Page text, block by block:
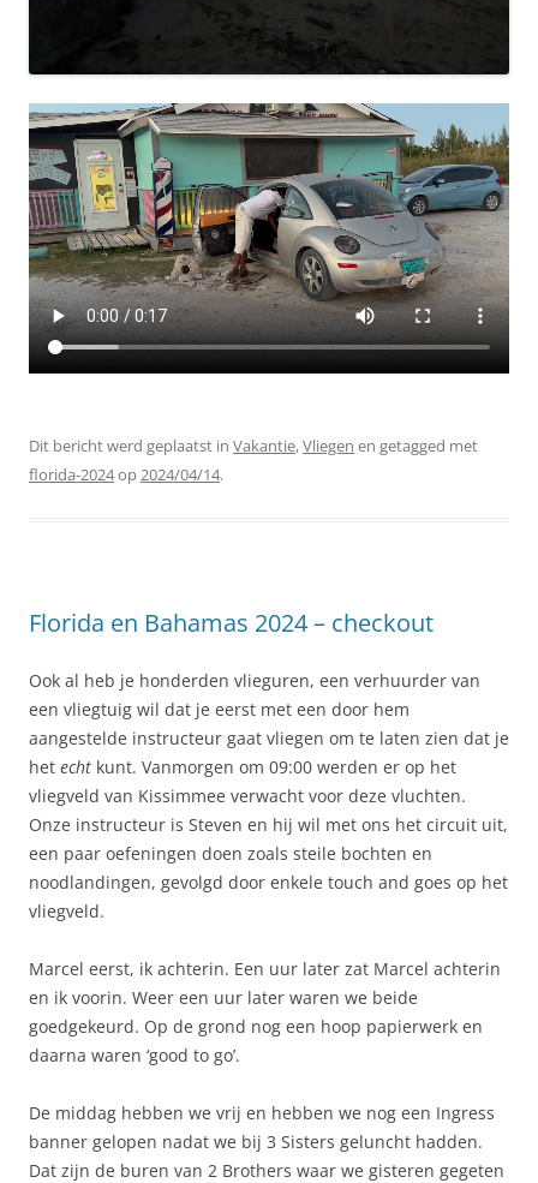
Dit bericht werd geplaatst in Vakantie,Vliegen en getagged met
florida-2024op 2024/04/14.
Florida en Bahamas 2024 – checkout
Ook al heb je honderden vlieguren, een verhuurder van
een vliegtuig wil dat je eerst met een door hem
aangestelde instructeur gaat vliegen om te laten zien dat je
het echt kunt. Vanmorgen om 09:00 werden er op het
vliegveld van Kissimmee verwacht voor deze vluchten.
Onze instructeur is Steven en hij wil met ons het circuit uit,
een paar oefeningen doen zoals steile bochten en
noodlandingen, gevolgd door enkele touch and goes op het
vliegveld.
Marcel eerst, ik achterin. Een uur later zat Marcel achterin
en ik voorin. Weer een uur later waren we beide
goedgekeurd. Op de grond nog een hoop papierwerk en
daarna waren ‘good to go’.
De middag hebben we vrij en hebben we nog een Ingress
banner gelopen nadat we bij 3 Sisters geluncht hadden.
Dat zijn de buren van 2 Brothers waar we gisteren gegeten